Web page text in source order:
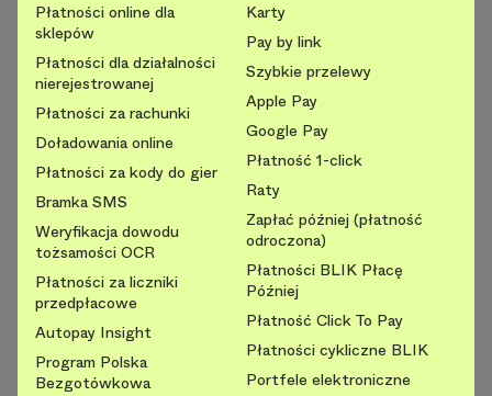
Płatności online dla
sklepów
Płatności dla działalności
nierejestrowanej
Płatności za rachunki
Doładowania online
Płatności za kody do gier
Bramka SMS
Weryfikacja dowodu
tożsamości OCR
Płatności za liczniki
przedpłacowe
Autopay Insight
Program Polska
Bezgotówkowa
Karty
Pay by link
Szybkie przelewy
Apple Pay
Google Pay
Płatność 1-click
Raty
Zapłać później (płatność
odroczona)
Płatności BLIK Płacę
Później
Płatność Click To Pay
Płatności cykliczne BLIK
Portfele elektroniczne